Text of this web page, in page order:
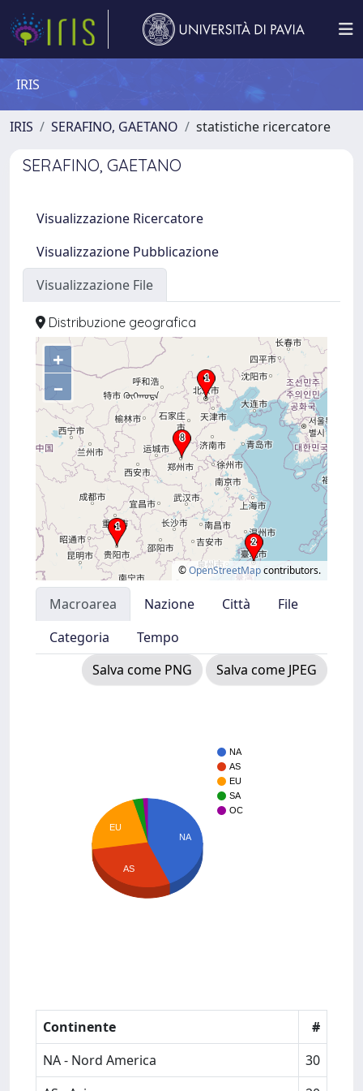
IRIS
IRIS SERAFINO, GAETANO statistiche ricercatore
SERAFINO, GAETANO
Visualizzazione Ricercatore
Visualizzazione Pubblicazione
Visualizzazione File
Distribuzione geografica
+
–
©OpenStreetMapcontributors.
Macroarea Nazione Città
File
Categoria
Tempo
Salva come PNG
Salva come JPEG
NA
AS
EU
SA
OC
NA
EU
AS
Continente
#
NA - Nord America
30